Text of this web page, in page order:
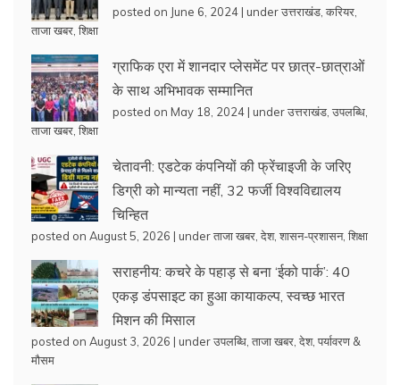
posted on June 6, 2024 | underउत्तराखंड करियर
ताजा खबर शिक्षा
ग्राफिक एरा में शानदार प्लेसमेंट पर छात्र-छात्राओं
के साथ अभिभावक सम्मानित
posted on May 18, 2024 | underउत्तराखंड उपलब्धि
ताजा खबर शिक्षा
चेतावनी: एडटेक कंपनियों की फ्रेंचाइजी के जरिए
डिग्री को मान्यता नहीं, 32 फर्जी विश्वविद्यालय
चिन्हित
posted on August 5, 2026 | underताजा खबर देश, शासन-प्रशासन, शिक्षा
सराहनीय: कचरे के पहाड़ से बना ‘ईको पार्क’: 40
एकड़ डंपसाइट का हुआ कायाकल्प, स्वच्छ भारत
मिशन की मिसाल
posted on August 3, 2026 | underउपलब्धि ताजा खबर देश, पर्यावरण &
मौसम